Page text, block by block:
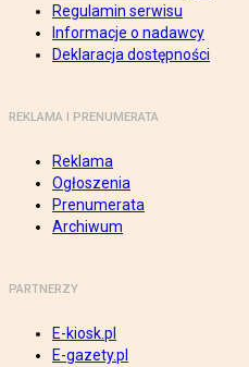
Regulamin serwisu
Informacje o nadawcy
Deklaracja dostępności
REKLAMA I PRENUMERATA
Reklama
Ogłoszenia
Prenumerata
Archiwum
PARTNERZY
E-kiosk.pl
E-gazety.pl